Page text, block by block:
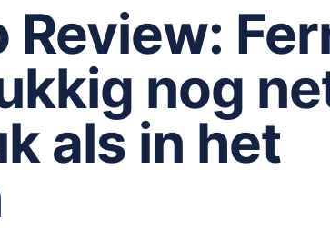
Review:
nog
als in het